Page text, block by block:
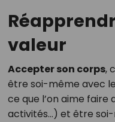
valeur
Accepter son corps,
être soi-même avec
ce que l’on aime faire
activités…) et être soi-